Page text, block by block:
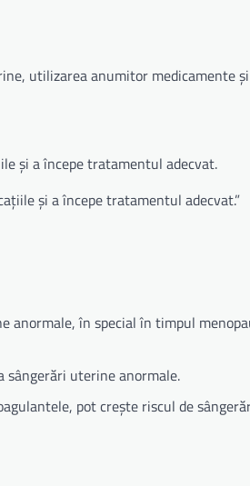
utilizarea anumitor medicamente
și a începe tratamentul adecvat.
și a începe tratamentul adecvat.”
anormale, în special în timpul
sângerări uterine anormale.
pot crește riscul de